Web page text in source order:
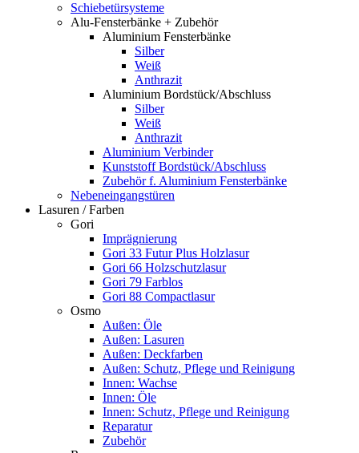
Schiebetürsysteme
Alu-Fensterbänke + Zubehör
Aluminium Fensterbänke
Silber
Weiß
Anthrazit
Aluminium Bordstück/Abschluss
Silber
Weiß
Anthrazit
Aluminium Verbinder
Kunststoff Bordstück/Abschluss
Zubehör f. Aluminium Fensterbänke
Nebeneingangstüren
Lasuren / Farben
Gori
Imprägnierung
Gori 33 Futur Plus Holzlasur
Gori 66 Holzschutzlasur
Gori 79 Farblos
Gori 88 Compactlasur
Osmo
Außen: Öle
Außen: Lasuren
Außen: Deckfarben
Außen: Schutz, Pflege und Reinigung
Innen: Wachse
Innen: Öle
Innen: Schutz, Pflege und Reinigung
Reparatur
Zubehör